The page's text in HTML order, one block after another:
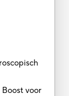
Boost voor